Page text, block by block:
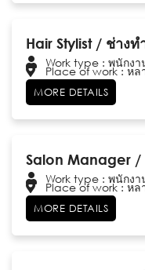
Hair Stylist / ช่างท
Work type : พนักงา
Place of work : หล
MORE DETAILS
Salon Manager /
Work type : พนักงา
Place of work : หล
MORE DETAILS